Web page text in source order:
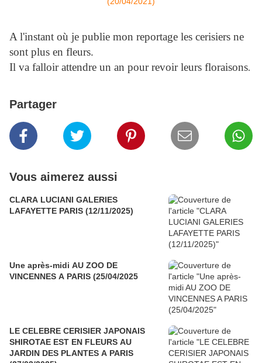
A l'instant où je publie mon reportage les cerisiers ne
sont plus en fleurs.
Il va falloir attendre un an pour revoir leurs floraisons.
Partager
Vous aimerez aussi
CLARA LUCIANI GALERIES
LAFAYETTE PARIS (12/11/2025)
Une après-midi AU ZOO DE
VINCENNES A PARIS (25/04/2025
LE CELEBRE CERISIER JAPONAIS
SHIROTAE EST EN FLEURS AU
JARDIN DES PLANTES A PARIS